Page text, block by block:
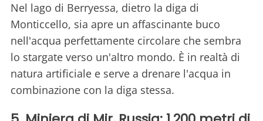
Nel lago di Berryessa, dietro la diga di
Monticcello, sia apre un affascinante buco
nell'acqua perfettamente circolare che sembra
lo stargate verso un'altro mondo. È in realtà di
natura artificiale e serve a drenare l'acqua in
combinazione con la diga stessa.